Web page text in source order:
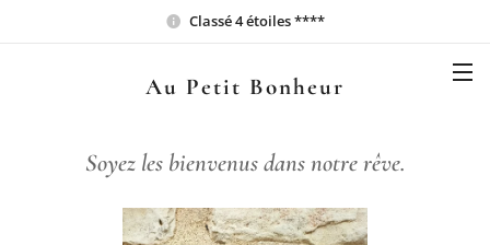
Classé 4 étoiles ****
Au Petit Bonheur
Soyez les bienvenus dans notre rêve.